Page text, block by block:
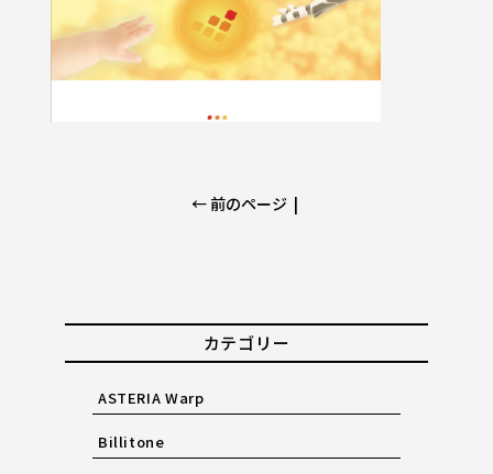
← 前のページ |
カテゴリー
ASTERIA Warp
Billitone